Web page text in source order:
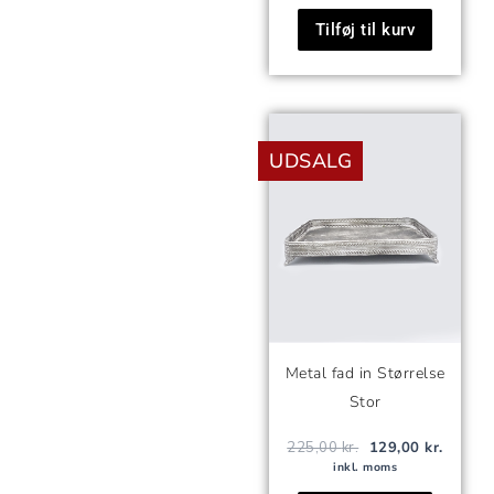
Tilføj til kurv
UDSALG
Metal fad in Størrelse
Stor
225,00kr.
oprindelige
var:
129,00kr.
Den
inkl. moms